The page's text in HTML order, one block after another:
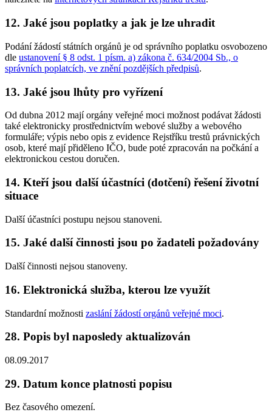
12. Jaké jsou poplatky a jak je lze uhradit
Podání žádostí státních orgánů je od správního poplatku osvobozeno
dle ustanovení § 8 odst. 1 písm. a) zákona č. 634/2004 Sb., o
správních poplatcích, ve znění pozdějších předpisů.
13. Jaké jsou lhůty pro vyřízení
Od dubna 2012 mají orgány veřejné moci možnost podávat žádosti
také elektronicky prostřednictvím webové služby a webového
formuláře; výpis nebo opis z evidence Rejstříku trestů právnických
osob, které mají přiděleno IČO, bude poté zpracován na počkání a
elektronickou cestou doručen.
14. Kteří jsou další účastníci (dotčení) řešení životní
situace
Další účastníci postupu nejsou stanoveni.
15. Jaké další činnosti jsou po žadateli požadovány
Další činnosti nejsou stanoveny.
16. Elektronická služba, kterou lze využít
Standardní možnosti zaslání žádostí orgánů veřejné moci.
28. Popis byl naposledy aktualizován
08.09.2017
29. Datum konce platnosti popisu
Bez časového omezení.